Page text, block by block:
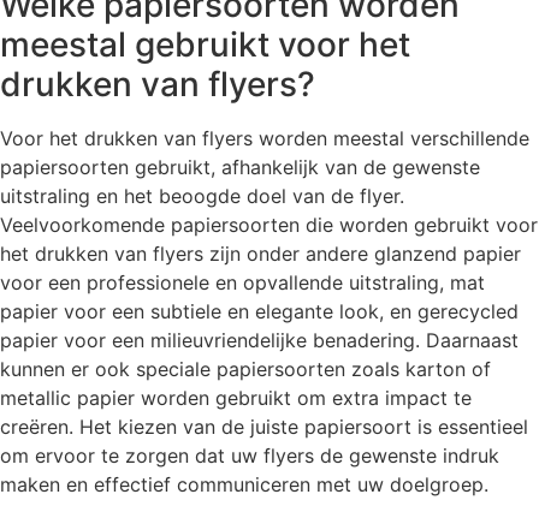
meestal gebruikt voor het
drukken van flyers?
Voor het drukken van flyers worden meestal verschillende
papiersoorten gebruikt, afhankelijk van de gewenste
uitstraling en het beoogde doel van de flyer.
Veelvoorkomende papiersoorten die worden gebruikt voor
het drukken van flyers zijn onder andere glanzend papier
voor een professionele en opvallende uitstraling, mat
papier voor een subtiele en elegante look, en gerecycled
papier voor een milieuvriendelijke benadering. Daarnaast
kunnen er ook speciale papiersoorten zoals karton of
metallic papier worden gebruikt om extra impact te
creëren. Het kiezen van de juiste papiersoort is essentieel
om ervoor te zorgen dat uw flyers de gewenste indruk
maken en effectief communiceren met uw doelgroep.